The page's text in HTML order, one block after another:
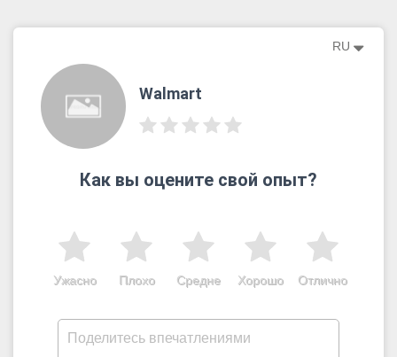
RU
Walmart
Как вы оцените свой опыт?
Отлично
Хорошо
Средне
Плохо
Ужасно